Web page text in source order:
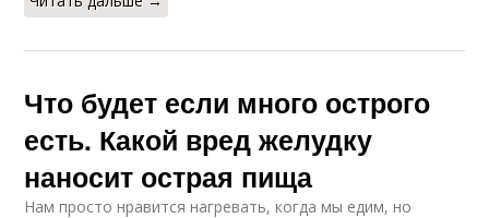
Что будет если много острого
есть. Какой вред желудку
наносит острая пища
Нам просто нравится нагревать, когда мы едим, но